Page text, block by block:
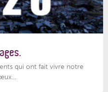
qui ont fait vivre notre